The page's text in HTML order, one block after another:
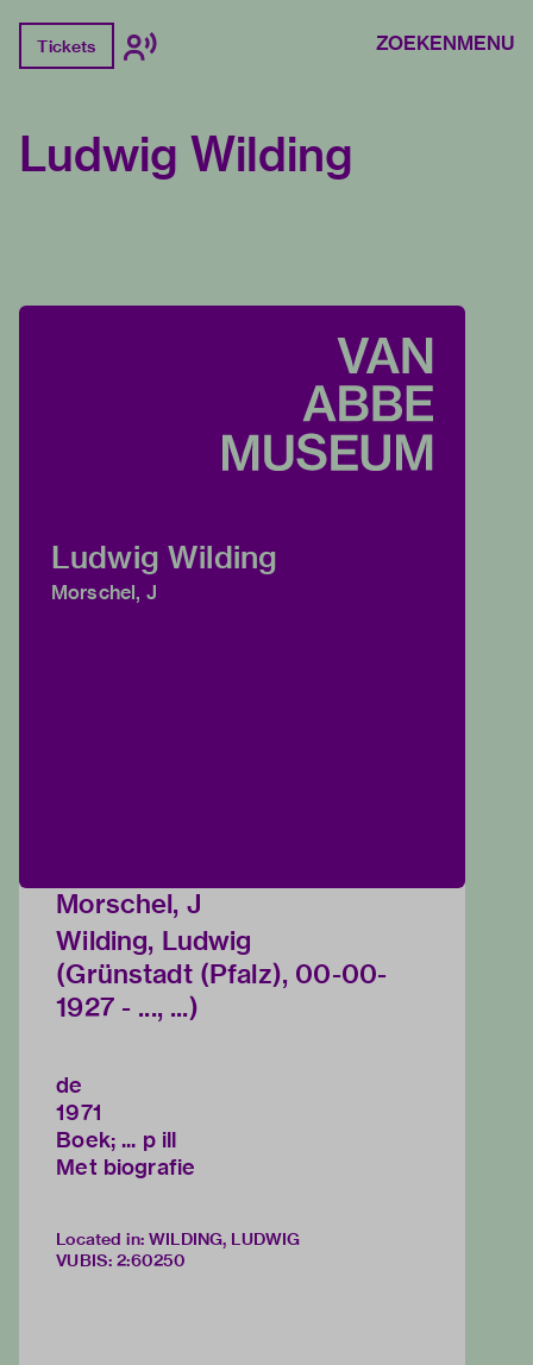
Tickets ZOEKENMENU
Ludwig Wilding
Ludwig Wilding
Morschel, J
Morschel, J
Wilding, Ludwig
(Grünstadt (Pfalz), 00-00-
1927 - ..., ...)
de
1971
Boek; ... p ill
Met biografie
Located in: WILDING, LUDWIG
VUBIS: 2:60250